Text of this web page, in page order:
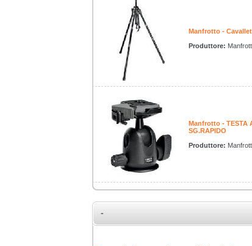
Manfrotto -
Produttore:
Manfrotto - TESTA
SG.RAPIDO
Produttore:
-